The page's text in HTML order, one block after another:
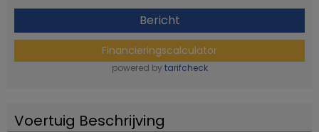
Bericht
Financieringscalculator
powered by tarifcheck
Voertuig Beschrijving